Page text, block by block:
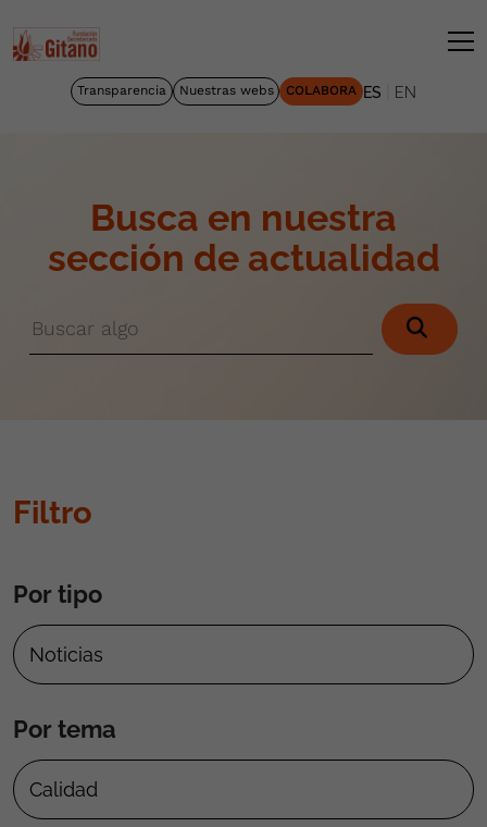
Transparencia Nuestras webs COLABORA ES EN
Busca en nuestra
sección de actualidad
Filtro
Por tipo
Por tema